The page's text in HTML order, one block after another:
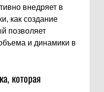
внедряет в
как создание
позволяет
и динамики в
которая